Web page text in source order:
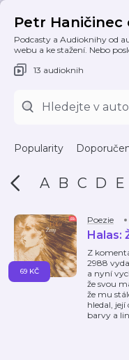
Petr Haničinec
Podcasty a Audioknihy od
webu a ke stažení. Nebo
13 audioknih
Popularity
A B C D E
Poezie
Halas:
Z
2988
a nyní
že svou
že mu
hledal,
barvy a
69 KČ